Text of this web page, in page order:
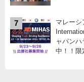
7
マレー
ャパン
中！！限